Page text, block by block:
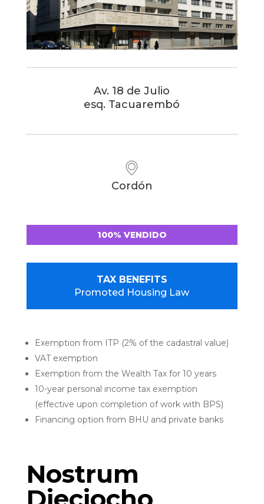
Av. 18 de Julio
esq. Tacuarembó
Cordón
100% VENDIDO
TAX BENEFITS
Promoted Housing Law
Exemption from ITP (2% of the cadastral value)
VAT exemption
Exemption from the Wealth Tax for 10 years
10-year personal income tax exemption
(effective upon completion of work with BPS)
Financing option from BHU and private banks
Nostrum